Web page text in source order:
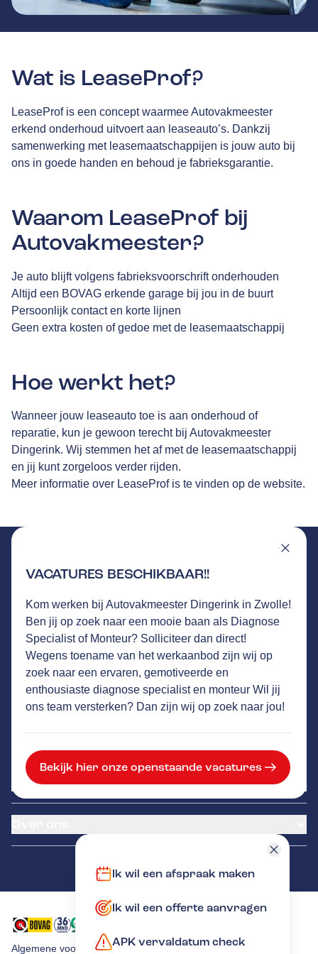
Wat is LeaseProf?
LeaseProf is een concept waarmee Autovakmeester
erkend onderhoud uitvoert aan leaseauto’s. Dankzij
samenwerking met leasemaatschappijen is jouw auto bij
ons in goede handen en behoud je fabrieksgarantie.
Waarom LeaseProf bij
Autovakmeester?
Je auto blijft volgens fabrieksvoorschrift onderhouden
Altijd een BOVAG erkende garage bij jou in de buurt
Persoonlijk contact en korte lijnen
Geen extra kosten of gedoe met de leasemaatschappij
Hoe werkt het?
Wanneer jouw leaseauto toe is aan onderhoud of
reparatie, kun je gewoon terecht bij Autovakmeester
Dingerink. Wij stemmen het af met de leasemaatschappij
en jij kunt zorgeloos verder rijden.
Meer informatie over LeaseProf is te vinden op de website.
VACATURES BESCHIKBAAR!!
Kom werken bij Autovakmeester Dingerink in Zwolle!
Ben jij op zoek naar een mooie baan als Diagnose
Specialist of Monteur? Solliciteer dan direct!
Wegens toename van het werkaanbod zijn wij op
zoek naar een ervaren, gemotiveerde en
enthousiaste diagnose specialist en monteur Wil jij
ons team versterken? Dan zijn wij op zoek naar jou!
Bekijk hier onze openstaande vacatures
Ik wil een afspraak maken
Ik wil een offerte aanvragen
APK vervaldatum check
DINGERINK
GA NAAR DE HOMEPAGINA
Route
Ijsselcentraleweg 1 8014 BK Zwolle
3293
klanten waarderen Autovakmeester
Dingerink gemiddeld met een 9.1
Airco service
Accu vervangen
Banden service
Klantenkaart
Tyres-on
Onderhoud & Reparatie
Schade en reparatie
Algemene voorwaardenPrivacy verklaringCookies